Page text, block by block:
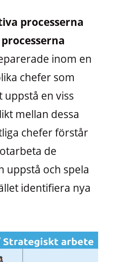
processerna
inom en
chefer som
uppstå en viss
mellan dessa
chefer förstår
de
uppstå och spela
identifiera nya